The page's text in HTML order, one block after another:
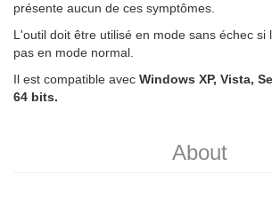
présente aucun de ces symptômes.
L'outil doit être utilisé en mode sans échec si
pas en mode normal.
Il est compatible avec Windows XP, Vista,
64 bits.
About